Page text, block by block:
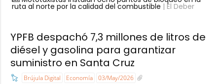
ruta al norte por la calidad del combustible | El Deber
YPFB despachó 7,3 millones de litros de
diésel y gasolina para garantizar
suministro en Santa Cruz
Brújula Digital Economía 03/May/2026